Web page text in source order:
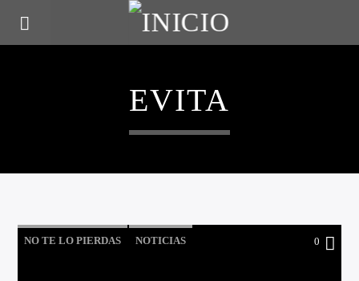
EVITA
NO TE LO PIERDAS NOTICIAS 0